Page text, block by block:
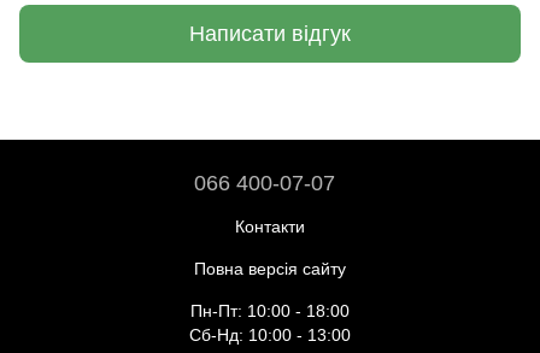
Написати відгук
066 400-07-07
Контакти
Повна версія сайту
Пн-Пт: 10:00 - 18:00
Сб-Нд: 10:00 - 13:00